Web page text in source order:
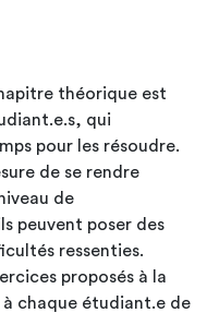
théorique est
qui
pour les résoudre.
de se rendre
de
peuvent poser des
ressenties.
proposés à la
chaque étudiant.e de